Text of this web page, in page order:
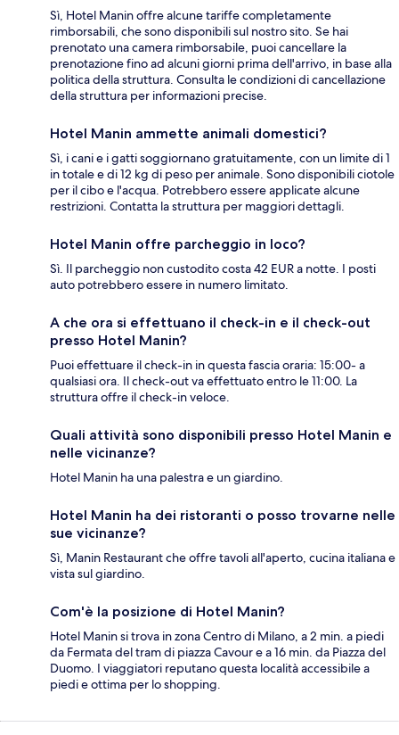
Sì, Hotel Manin offre alcune tariffe completamente
rimborsabili, che sono disponibili sul nostro sito. Se hai
prenotato una camera rimborsabile, puoi cancellare la
prenotazione fino ad alcuni giorni prima dell'arrivo, in base alla
politica della struttura. Consulta le condizioni di cancellazione
della struttura per informazioni precise.
Hotel Manin ammette animali domestici?
Sì, i cani e i gatti soggiornano gratuitamente, con un limite di 1
in totale e di 12 kg di peso per animale. Sono disponibili ciotole
per il cibo e l'acqua. Potrebbero essere applicate alcune
restrizioni. Contatta la struttura per maggiori dettagli.
Hotel Manin offre parcheggio in loco?
Sì. Il parcheggio non custodito costa 42 EUR a notte. I posti
auto potrebbero essere in numero limitato.
A che ora si effettuano il check-in e il check-out
presso Hotel Manin?
Puoi effettuare il check-in in questa fascia oraria: 15:00- a
qualsiasi ora. Il check-out va effettuato entro le 11:00. La
struttura offre il check-in veloce.
Quali attività sono disponibili presso Hotel Manin e
nelle vicinanze?
Hotel Manin ha una palestra e un giardino.
Hotel Manin ha dei ristoranti o posso trovarne nelle
sue vicinanze?
Sì, Manin Restaurant che offre tavoli all'aperto, cucina italiana e
vista sul giardino.
Com'è la posizione di Hotel Manin?
Hotel Manin si trova in zona Centro di Milano, a 2 min. a piedi
da Fermata del tram di piazza Cavour e a 16 min. da Piazza del
Duomo. I viaggiatori reputano questa località accessibile a
piedi e ottima per lo shopping.